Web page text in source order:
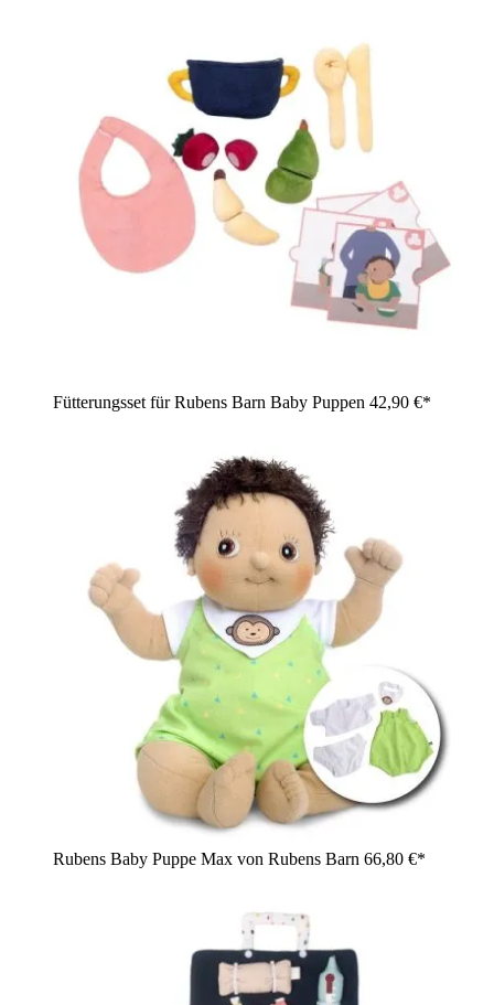
Fütterungsset für Rubens Barn Baby Puppen 42,90 €*
Rubens Baby Puppe Max von Rubens Barn 66,80 €*